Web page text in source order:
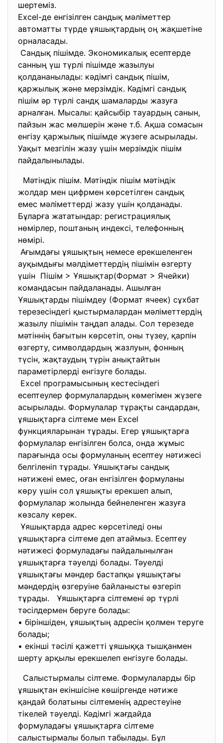
шертеміз.
Excel-де енгізілген сандық мәліметтер
автоматты түрде ұяшықтардың оң жақшетіне
орналасады.
Сандық пішімде. Экономикалық есептерде
санның үш түрлі пішімде жазылуы
қолдананылады: кәдімгі сандық пішім,
қаржылық және мерзімдік. Кәдімгі сандық
пішім әр түрлі сандқ шамаларды жазуға
арналған. Мысалы: қайсыбір тауардың санын,
пайзын жас мөлшерін және т.б. Ақша сомасын
енгізу қаржылық пішімде жүзеге асырылады.
Уақыт мезгілін жазу үшін мерзімдік пішім
пайдалынылады.
Мәтіндік пішім. Мәтіндік пішім мәтіндік
жолдар мен цифрмен көрсетілген сандық
емес мәліметтерді жазу үшін қолданады.
Бұларға жататындар: регистрациялық
нөмірлер, поштаның индексі, телефонның
нөмірі.
Ағымдағы ұяшықтың немесе ерекшеленген
ауқымдығы мәлдіметтердің пішімін өзгерту
үшін Пішім > Ұяшықтар(Формат > Ячейки)
командасын пайдаланады. Ашылған
Ұяшықтарды пішімдеу (Формат ячеек) сұхбат
терезесіндегі қыстырмалардан мәліметтердің
жазылу пішімін таңдап алады. Сол терезеде
мәтіннің бағытын көрсетіп, оны түзеу, қарпін
өзгерту, символдардың жазлуын, фонның
түсін, жақтаудың түрін анықтайтын
параметірлерді енгізуге болады.
Excel програмысының кестесіндегі
есептеулер формулалардың көмегімен жүзеге
асырылады. Формулалар тұрақты сандардан,
ұяшықтарға сілтеме мен Excel
функцияларынан тұрады. Егер ұяшықтарға
формулалар енгізілген болса, онда жұмыс
парағында осы формуланың есептеу нәтижесі
белгіленіп тұрады. Ұяшықтағы сандық
нәтижені емес, оған енгізілген формуланы
көру үшін сол ұяшықты ерекшеп алып,
формулалар жолында бейнеленген жазуға
көзсалу керек.
Ұяшықтарда адрес көрсетіледі оны
ұяшықтарға сілтеме деп атаймыз. Есептеу
нәтижесі формуладағы пайдалынылған
ұяшықтарға тәуелді болады. Тәуелді
ұяшықтағы мәндер бастапқы ұяшықтағы
мәндердің өзгеруіне байланысты өзгеріп
тұрады. Ұяшықтарға сілтемені әр түрлі
тәсілдермен беруге болады:
• біріншіден, ұяшықтың адресін қолмен теруге
болады;
• екінші тәсілі қажетті ұяшыққа тышқанмен
шерту арқылы ерекшелеп енгізуге болады.
Салыстырмалы сілтеме. Формулаларды бір
ұяшықтан екіншісіне көшіргенде нәтиже
қандай болатыны сілтеменің адрестеуіне
тікелей тәуелді. Кәдімгі жағдайда
формуладағы ұяшықтарға сілтеме
салыстырмалы болып табылады. Бұл